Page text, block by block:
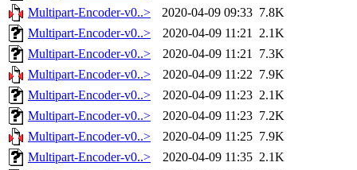
Multipart-Encoder-v0..>
2020-04-09 09:33 7.8K
Multipart-Encoder-v0..>
2020-04-09 11:21 2.1K
Multipart-Encoder-v0..>
2020-04-09 11:21 7.3K
Multipart-Encoder-v0..>
2020-04-09 11:22 7.9K
Multipart-Encoder-v0..>
2020-04-09 11:23 2.1K
Multipart-Encoder-v0..>
2020-04-09 11:23 7.2K
Multipart-Encoder-v0..>
2020-04-09 11:25 7.9K
Multipart-Encoder-v0..>
2020-04-09 11:35 2.1K